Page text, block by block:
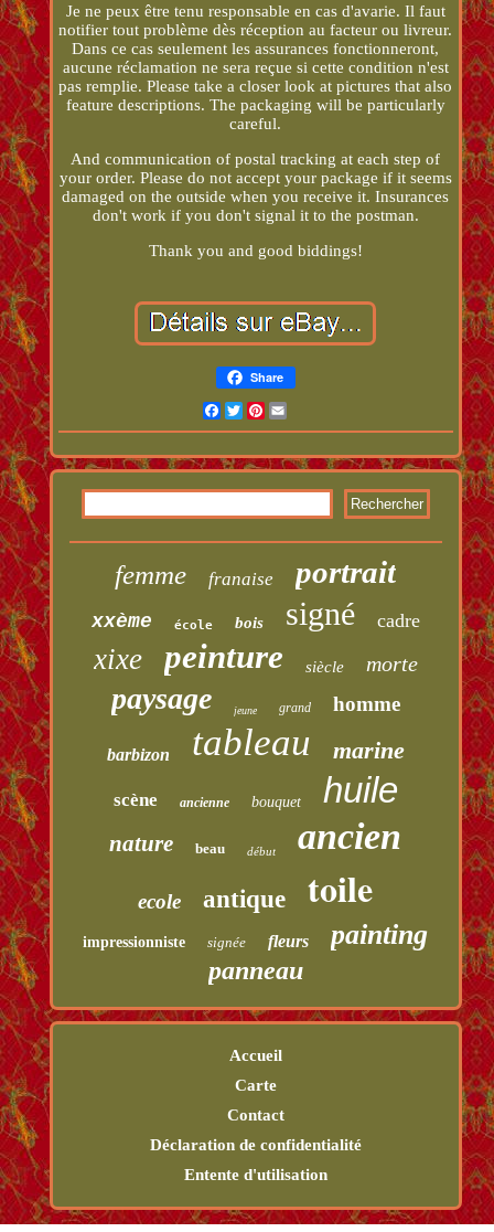
Je ne peux être tenu responsable en cas d'avarie. Il faut
notifier tout problème dès réception au facteur ou livreur.
Dans ce cas seulement les assurances fonctionneront,
aucune réclamation ne sera reçue si cette condition n'est
pas remplie. Please take a closer look at pictures that also
feature descriptions. The packaging will be particularly
careful.
And communication of postal tracking at each step of
your order. Please do not accept your package if it seems
damaged on the outside when you receive it. Insurances
don't work if you don't signal it to the postman.
Thank you and good biddings!
Share
Facebook
TwitterPinterest
femme franaise portrait
xxème école bois signé cadre
xixe peinture siècle morte
paysage jeune grand homme
barbizon tableau marine
scène ancienne bouquet huile
nature beau début ancien
ecole antique toile
impressionniste signée fleurs painting
panneau
Accueil
Carte
Contact
Déclaration de confidentialité
Entente d'utilisation